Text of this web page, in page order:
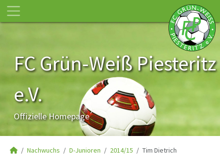
FC Grün-Weiß Piesteritz
e.V.
Offizielle Homepage
Nachwuchs D-Junioren 2014/15 Tim Dietrich